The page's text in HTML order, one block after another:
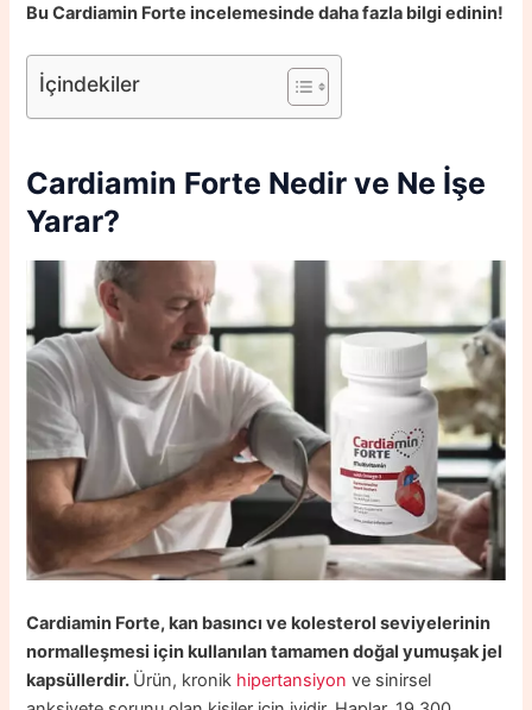
Bu Cardiamin Forte incelemesinde daha fazla bilgi edinin!
İçindekiler
Cardiamin Forte Nedir ve Ne İşe
Yarar?
Cardiamin Forte, kan basıncı ve kolesterol seviyelerinin
normalleşmesi için kullanılan tamamen doğal yumuşak jel
kapsüllerdir. Ürün, kronik hipertansiyon ve sinirsel